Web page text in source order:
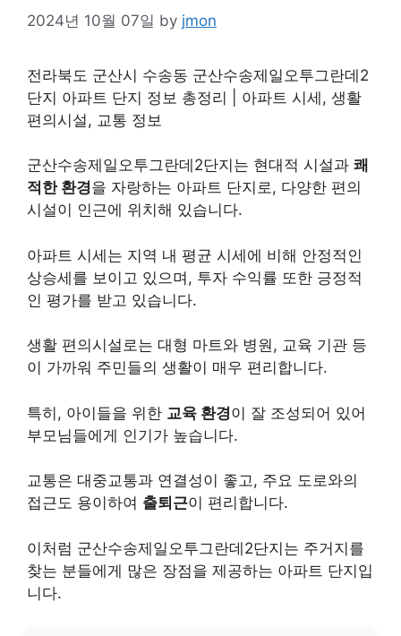
2024년 10월 07일 by jmon
전라북도 군산시 수송동 군산수송제일오투그란데2
단지 아파트 단지 정보 총정리 | 아파트 시세, 생활
편의시설, 교통 정보
군산수송제일오투그란데2단지는 현대적 시설과 쾌
적한 환경을 자랑하는 아파트 단지로, 다양한 편의
시설이 인근에 위치해 있습니다.
아파트 시세는 지역 내 평균 시세에 비해 안정적인
상승세를 보이고 있으며, 투자 수익률 또한 긍정적
인 평가를 받고 있습니다.
생활 편의시설로는 대형 마트와 병원, 교육 기관 등
이 가까워 주민들의 생활이 매우 편리합니다.
특히, 아이들을 위한 교육 환경이 잘 조성되어 있어
부모님들에게 인기가 높습니다.
교통은 대중교통과 연결성이 좋고, 주요 도로와의
접근도 용이하여 출퇴근이 편리합니다.
이처럼 군산수송제일오투그란데2단지는 주거지를
찾는 분들에게 많은 장점을 제공하는 아파트 단지입
니다.